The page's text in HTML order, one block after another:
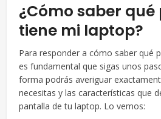
¿Cómo saber
tiene mi laptop?
Para responder a cómo saber qué
es fundamental que sigas unos
forma podrás averiguar
necesitas y las características que
pantalla de tu laptop. Lo vemos: